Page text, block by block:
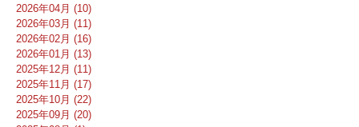
2026年04月 (10)
2026年03月 (11)
2026年02月 (16)
2026年01月 (13)
2025年12月 (11)
2025年11月 (17)
2025年10月 (22)
2025年09月 (20)